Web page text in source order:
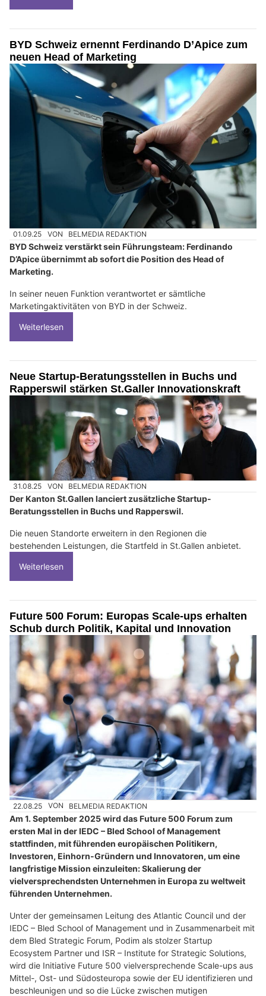
BYD Schweiz ernennt Ferdinando D’Apice zum
neuen Head of Marketing
01.09.25 VON BELMEDIA REDAKTION
BYD Schweiz verstärkt sein Führungsteam: Ferdinando
D’Apice übernimmt ab sofort die Position des Head of
Marketing.
In seiner neuen Funktion verantwortet er sämtliche
Marketingaktivitäten von BYD in der Schweiz.
Weiterlesen
Neue Startup-Beratungsstellen in Buchs und
Rapperswil stärken St.Galler Innovationskraft
31.08.25 VON BELMEDIA REDAKTION
Der Kanton St.Gallen lanciert zusätzliche Startup-
Beratungsstellen in Buchs und Rapperswil.
Die neuen Standorte erweitern in den Regionen die
bestehenden Leistungen, die Startfeld in St.Gallen anbietet.
Weiterlesen
Future 500 Forum: Europas Scale-ups erhalten
Schub durch Politik, Kapital und Innovation
22.08.25 VON BELMEDIA REDAKTION
Am 1. September 2025 wird das Future 500 Forum zum
ersten Mal in der IEDC – Bled School of Management
stattfinden, mit führenden europäischen Politikern,
Investoren, Einhorn-Gründern und Innovatoren, um eine
langfristige Mission einzuleiten: Skalierung der
vielversprechendsten Unternehmen in Europa zu weltweit
führenden Unternehmen.
Unter der gemeinsamen Leitung des Atlantic Council und der
IEDC – Bled School of Management und in Zusammenarbeit mit
dem Bled Strategic Forum, Podim als stolzer Startup
Ecosystem Partner und ISR – Institute for Strategic Solutions,
wird die Initiative Future 500 vielversprechende Scale-ups aus
Mittel-, Ost- und Südosteuropa sowie der EU identifizieren und
beschleunigen und so die Lücke zwischen mutigen